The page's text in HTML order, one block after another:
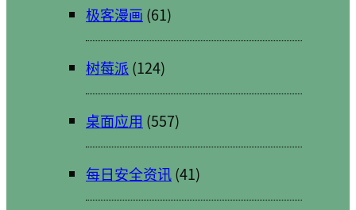
极客漫画 (61)
树莓派 (124)
桌面应用 (557)
每日安全资讯(41)